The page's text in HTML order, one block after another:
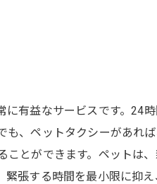
有益なサービスです。24
、ペットタクシーがあれ
とができます。ペットは
張する時間を最小限に抑